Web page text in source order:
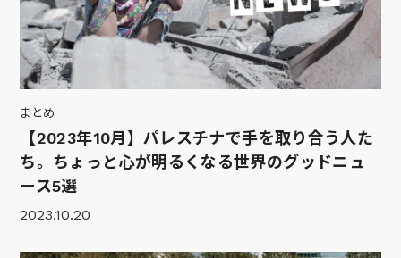
まとめ
【2023年10月】パレスチナで手を取り合う人た
ち。ちょっと心が明るくなる世界のグッドニュ
ース5選
2023.10.20